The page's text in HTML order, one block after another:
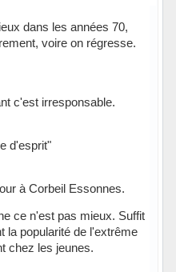
dans les années 70,
voire on régresse.
c'est irresponsable.
d'esprit"
à Corbeil Essonnes.
ce n'est pas mieux. Suffit
la popularité de l'extrême
chez les jeunes.